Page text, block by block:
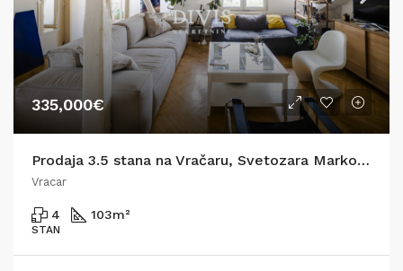
335,000€
Prodaja 3.5 stana na Vračaru, Svetozara Markovića
Vracar
4 103m²
STAN